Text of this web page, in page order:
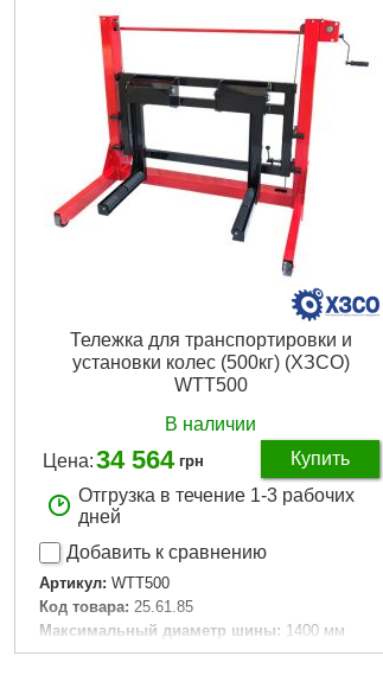
Габариты упаковки:
600x400x1000 мм
Вес брутто:
Подробнее...
Тележка для транспортировки и
установки колес (500кг) (ХЗСО)
WTT500
В наличии
Цена:34 564 грн
Купить
Отгрузка в течение 1-3 рабочих
дней
Добавить к сравнению
Артикул: WTT500
Код товара: 25.61.85
Максимальный диаметр шины: 1400 мм
Грузоподъемность: 500 кг